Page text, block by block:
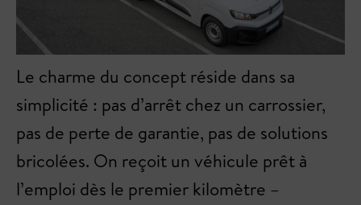
Le charme du concept réside dans sa
simplicité : pas d’arrêt chez un carrossier,
pas de perte de garantie, pas de solutions
bricolées. On reçoit un véhicule prêt à
l’emploi dès le premier kilomètre –